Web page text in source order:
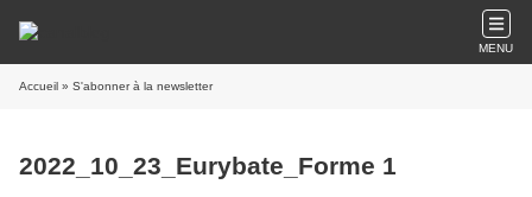
MENU
Accueil » S'abonner à la newsletter
2022_10_23_Eurybate_Forme 1